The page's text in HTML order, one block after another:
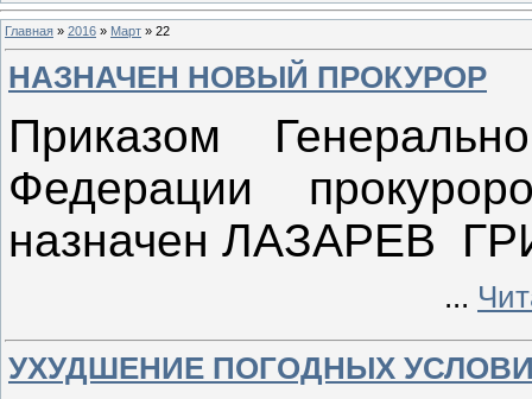
Главная » 2016 » Март » 22
НАЗНАЧЕН НОВЫЙ ПРОКУРОР
Приказом
Федерации
назначен ЛАЗАРЕВ
...
УХУДШЕНИЕ ПОГОДНЫХ